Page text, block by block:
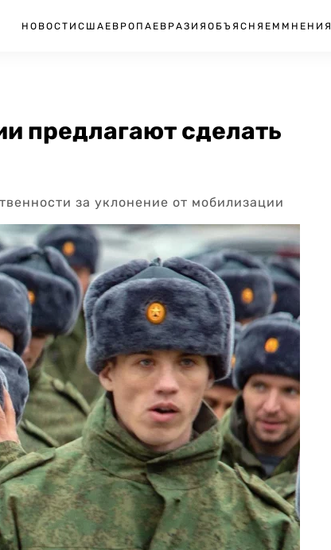
НОВОСТИ США ЕВРОПА ЕВРАЗИЯ ОБЪЯСНЯЕМ МНЕНИЯ
предлагают сделать
за уклонение от мобилизации